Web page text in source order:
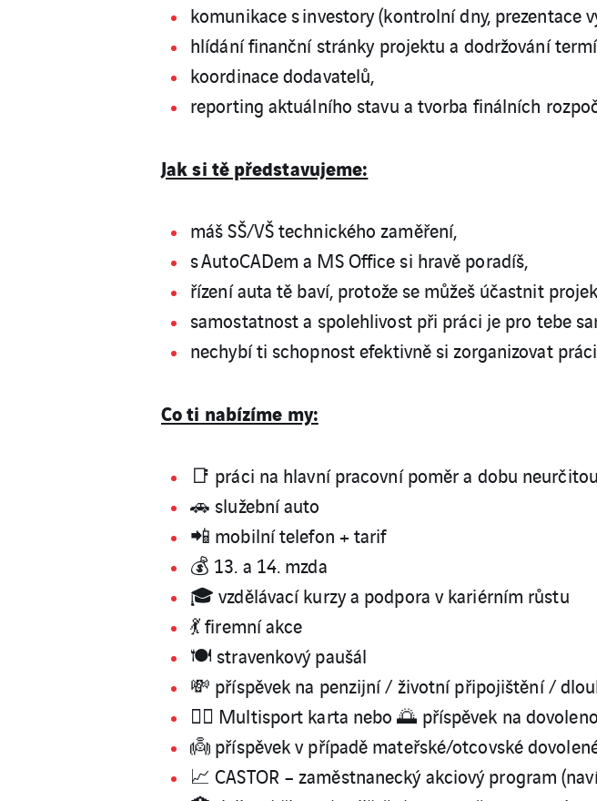
komunikace s investory (kontrolní dny, prezentace
hlídání finanční stránky projektu a dodržování
koordinace dodavatelů,
reporting aktuálního stavu a tvorba finálních
Jak si tě představujeme:
máš SŠ/VŠ technického zaměření,
s AutoCADem a MS Office si hravě poradíš,
řízení auta tě baví, protože se můžeš účastnit
samostatnost a spolehlivost při práci je pro tebe
nechybí ti schopnost efektivně si zorganizovat
Co ti nabízíme my:
📑 práci na hlavní pracovní poměr a dobu neurčitou
🚗 služební auto
📲 mobilní telefon + tarif
💰 13. a 14. mzda
🎓 vzdělávací kurzy a podpora v kariérním růstu
💃 firemní akce
🍽 stravenkový paušál
💸 příspěvek na penzijní / životní připojištění /
🤸‍♂️ Multisport karta nebo 🌅 příspěvek na
👼 příspěvek v případě mateřské/otcovské
📈 CASTOR – zaměstnanecký akciový program